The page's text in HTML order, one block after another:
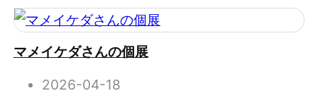
マメイケダさんの個展
2026-04-18